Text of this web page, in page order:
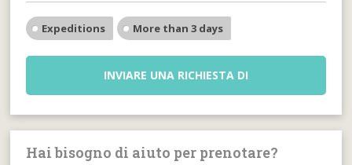
Expeditions More than 3 days
INVIARE UNA RICHIESTA DI
Hai bisogno di aiuto per prenotare?